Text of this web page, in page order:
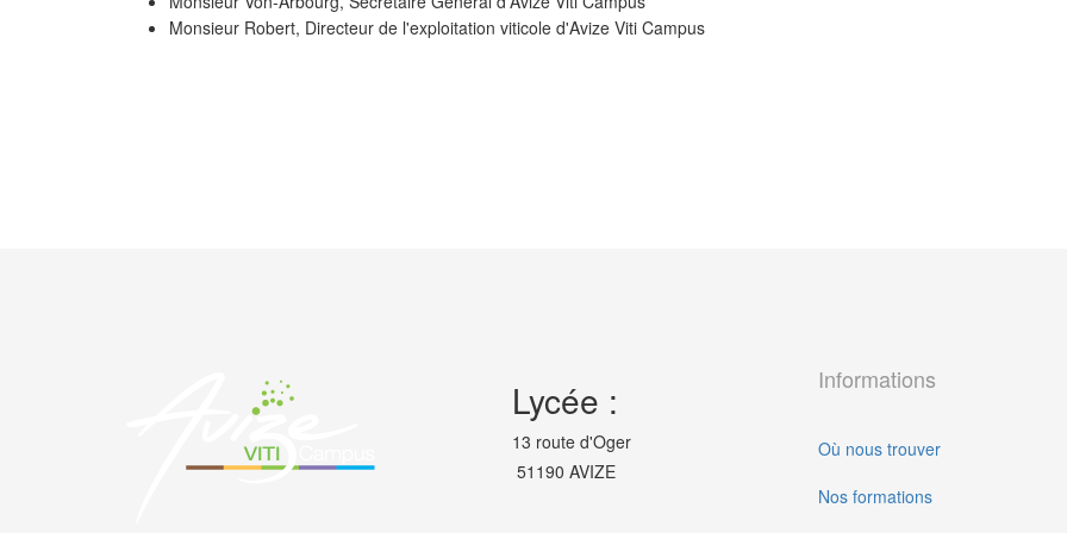
Monsieur Robert, Directeur de l'exploitation viticole d'Avize Viti Campus
Lycée :
13 route d'Oger
51190 AVIZE
Informations
Où nous trouver
Nos formations